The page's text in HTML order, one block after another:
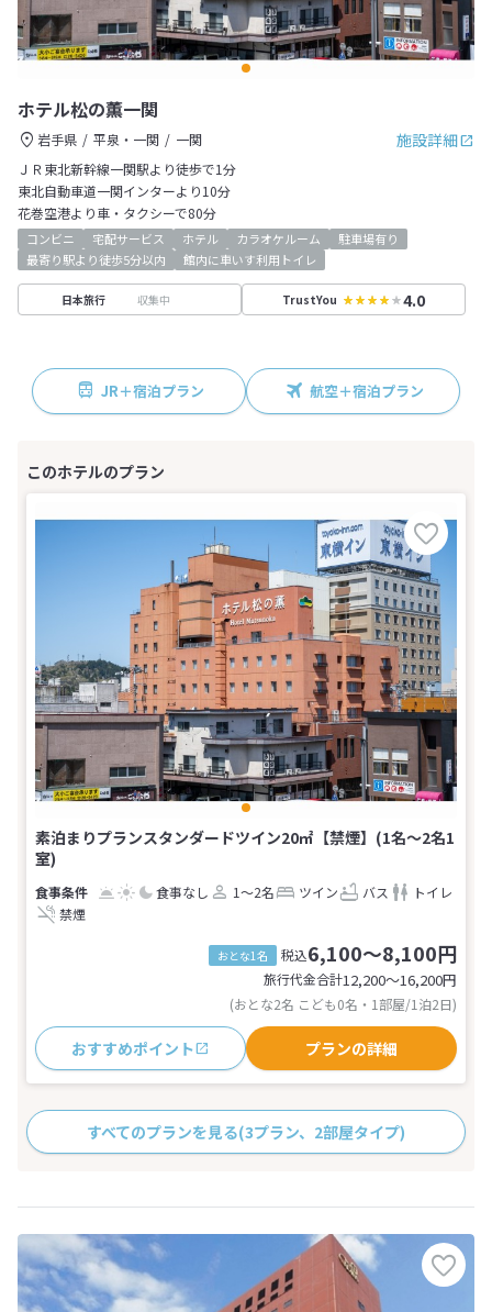
ホテル松の薫一関
施設詳細
岩手県 平泉・一関
一関
ＪＲ東北新幹線一関駅より徒歩で1分
東北自動車道一関インターより10分
花巻空港より車・タクシーで80分
コンビニ 宅配サービス ホテル カラオケルーム
駐車場有り
最寄り駅より徒歩5分以内
館内に車いす利用トイレ
日本旅行 収集中 TrustYou 4.0
JR＋宿泊プラン 航空＋宿泊プラン
素泊まりプランスタンダードツイン20㎡【禁煙】(1名～2名1
室)
食事なし 1～2名 ツイン バス
トイレ
禁煙
おとな1名 税込6,100～8,100円
旅行代金合計12,200〜16,200円
(おとな2名 こども0名・1部屋/1泊2日)
おすすめポイント プランの詳細
すべてのプランを見る(3プラン、2部屋タイプ)